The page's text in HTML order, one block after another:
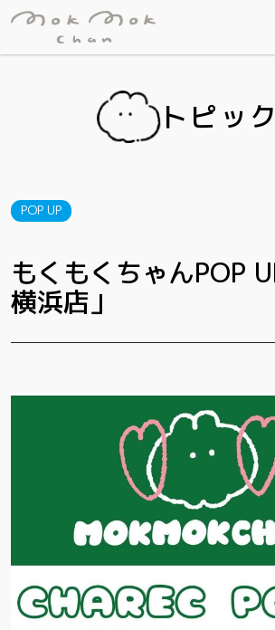
トピッ
POP UP
もくもくちゃんPOP
横浜店」